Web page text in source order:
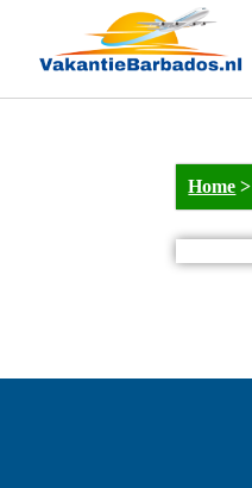
Home >